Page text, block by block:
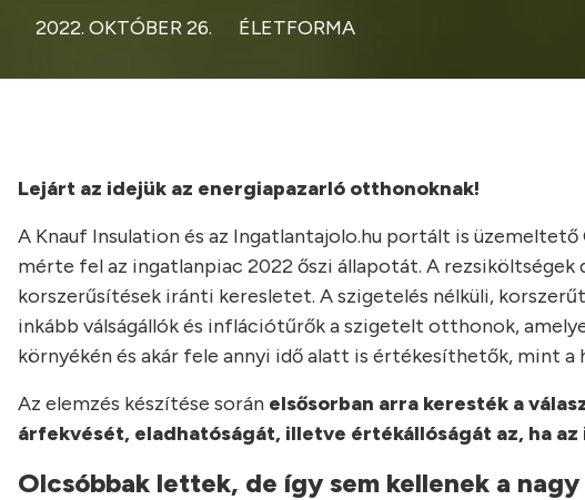
2022. OKTÓBER 26.
ÉLETFORMA
Lejárt az idejük az energiapazarló otthonoknak!
A Knauf Insulation és az Ingatlantajolo.hu portált is
mérte fel az ingatlanpiac 2022 őszi állapotát. A
korszerűsítések iránti keresletet. A szigetelés nélküli,
inkább válságállók és inflációtűrők a szigetelt otthonok,
környékén és akár fele annyi idő alatt is értékesíthetők, mint
Az elemzés készítése során elsősorban arra keresték a
árfekvését, eladhatóságát, illetve értékállóságát az, ha
Olcsóbbak lettek, de így sem kellenek a